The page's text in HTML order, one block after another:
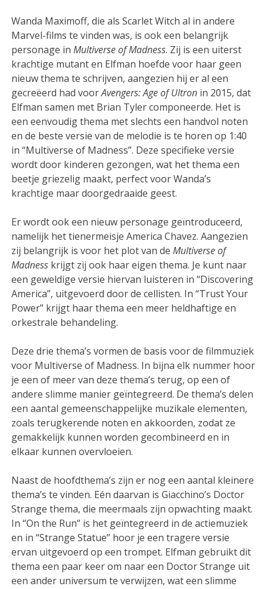
Wanda Maximoff, die als Scarlet Witch al in andere
Marvel-films te vinden was, is ook een belangrijk
personage inMultiverse of Madness. Zij is een uiterst
krachtige mutant en Elfman hoefde voor haar geen
nieuw thema te schrijven, aangezien hij er al een
gecreëerd had voorAvengers: Age of Ultron in 2015, dat
Elfman samen met Brian Tyler componeerde. Het is
een eenvoudig thema met slechts een handvol noten
en de beste versie van de melodie is te horen op 1:40
in “Multiverse of Madness”. Deze specifieke versie
wordt door kinderen gezongen, wat het thema een
beetje griezelig maakt, perfect voor Wanda’s
krachtige maar doorgedraaide geest.
Er wordt ook een nieuw personage geïntroduceerd,
namelijk het tienermeisje America Chavez. Aangezien
zij belangrijk is voor het plot van deMultiverse of
Madness krijgt zij ook haar eigen thema. Je kunt naar
een geweldige versie hiervan luisteren in “Discovering
America”, uitgevoerd door de cellisten. In “Trust Your
Power” krijgt haar thema een meer heldhaftige en
orkestrale behandeling.
Deze drie thema’s vormen de basis voor de filmmuziek
voor Multiverse of Madness. In bijna elk nummer hoor
je een of meer van deze thema’s terug, op een of
andere slimme manier geïntegreerd. De thema’s delen
een aantal gemeenschappelijke muzikale elementen,
zoals terugkerende noten en akkoorden, zodat ze
gemakkelijk kunnen worden gecombineerd en in
elkaar kunnen overvloeien.
Naast de hoofdthema’s zijn er nog een aantal kleinere
thema’s te vinden. Eén daarvan is Giacchino’s Doctor
Strange thema, die meermaals zijn opwachting maakt.
In “On the Run” is het geïntegreerd in de actiemuziek
en in “Strange Statue” hoor je een tragere versie
ervan uitgevoerd op een trompet. Elfman gebruikt dit
thema een paar keer om naar een Doctor Strange uit
een ander universum te verwijzen, wat een slimme